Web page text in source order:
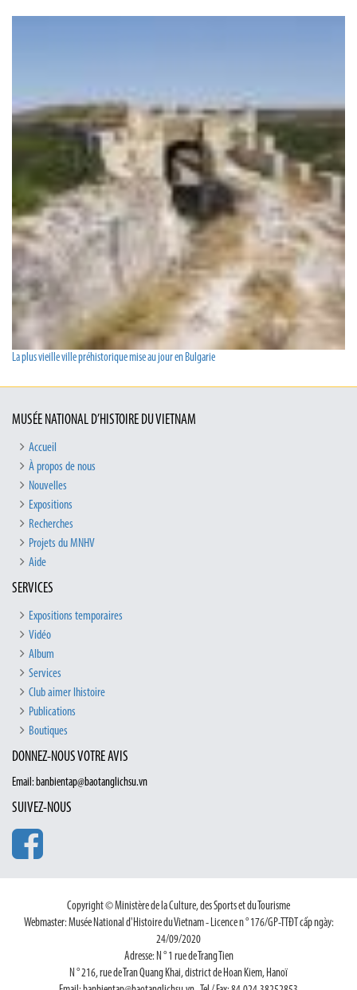
La plus vieille ville préhistorique mise au jour en Bulgarie
MUSÉE NATIONAL D’HISTOIRE DU VIETNAM
Accueil
À propos de nous
Nouvelles
Expositions
Recherches
Projets du MNHV
Aide
SERVICES
Expositions temporaires
Vidéo
Album
Services
Club aimer lhistoire
Publications
Boutiques
DONNEZ-NOUS VOTRE AVIS
Email: banbientap@baotanglichsu.vn
SUIVEZ-NOUS
Copyright © Ministère de la Culture, des Sports et du Tourisme
Webmaster: Musée National d'Histoire du Vietnam - Licence n ° 176/GP-TTĐT cấp ngày:
24/09/2020
Adresse: N ° 1 rue de Trang Tien
N ° 216, rue de Tran Quang Khai, district de Hoan Kiem, Hanoï